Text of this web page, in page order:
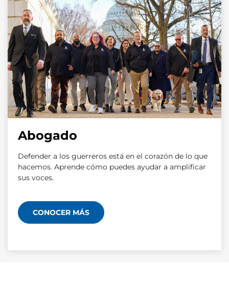
Abogado
Defender a los guerreros está en el corazón de lo que
hacemos. Aprende cómo puedes ayudar a amplificar
sus voces.
CONOCER MÁS